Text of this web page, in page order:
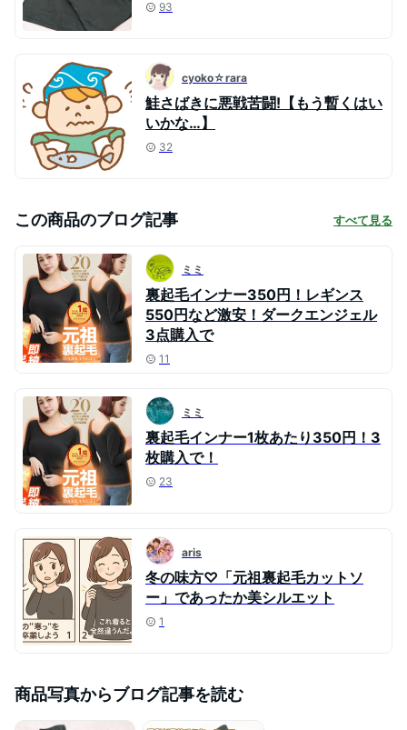
93
cyoko☆rara
鮭さばきに悪戦苦闘!【もう暫くはい
いかな…】
32
この商品のブログ記事 すべて見る
ミミ
裏起毛インナー350円！レギンス
550円など激安！ダークエンジェル
3点購入で
11
ミミ
裏起毛インナー1枚あたり350円！3
枚購入で！
23
aris
冬の味方♡「元祖裏起毛カットソ
ー」であったか美シルエット
1
商品写真からブログ記事を読む